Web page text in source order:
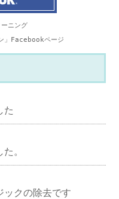
ニング
」Facebookページ
た
。
ックの除去です